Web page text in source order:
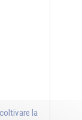
la